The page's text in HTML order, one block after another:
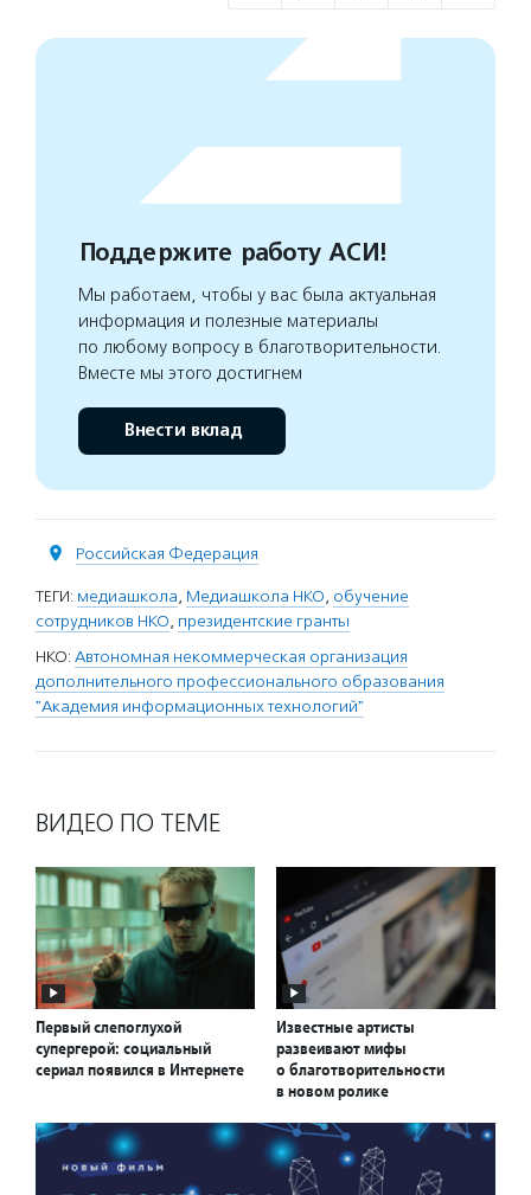
Поддержите работу АСИ!
Мы работаем, чтобы у вас была актуальная
информация и полезные материалы
по любому вопросу в благотворительности.
Вместе мы этого достигнем
Внести вклад
Российская Федерация
ТЕГИ: медиашкола, Медиашкола НКО, обучение
сотрудников НКО, президентские гранты
НКО: Автономная некоммерческая организация
дополнительного профессионального образования
"Академия информационных технологий"
ВИДЕО ПО ТЕМЕ
Первый слепоглухой
супергерой: социальный
сериал появился в Интернете
Известные артисты
развеивают мифы
о благотворительности
в новом ролике